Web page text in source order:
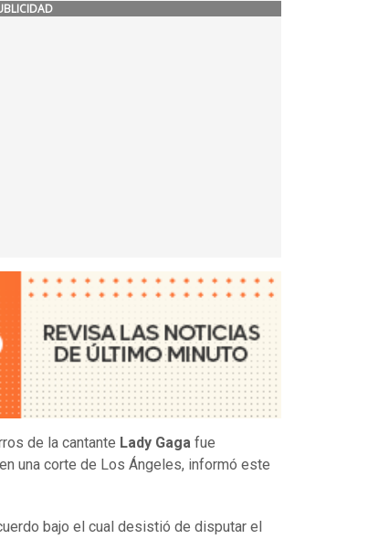
de la cantante Lady Gaga fue
una corte de Los Ángeles, informó este
bajo el cual desistió de disputar el